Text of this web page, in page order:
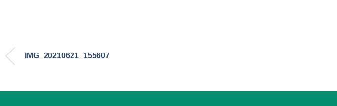
IMG_20210621_155607